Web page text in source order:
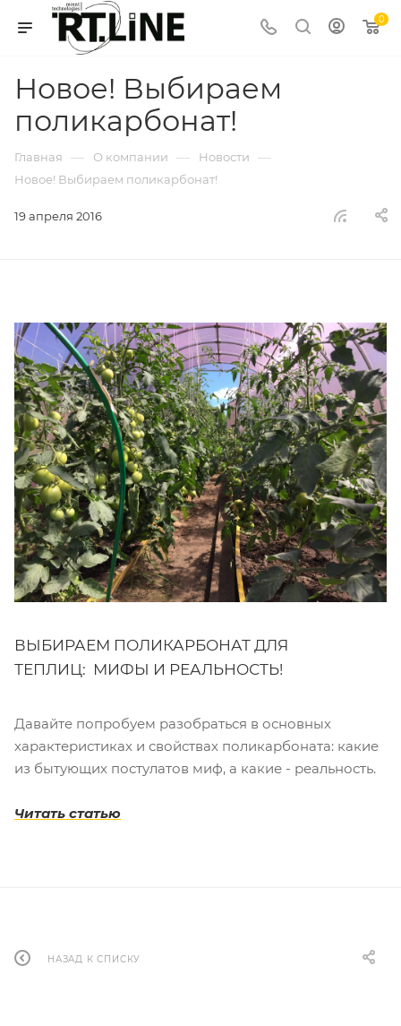
0
Новое! Выбираем
поликарбонат!
Главная — О компании — Новости —
Новое! Выбираем поликарбонат!
19 апреля 2016
ВЫБИРАЕМ ПОЛИКАРБОНАТ ДЛЯ
ТЕПЛИЦ: МИФЫ И РЕАЛЬНОСТЬ!
Давайте попробуем разобраться в основных
характеристиках и свойствах поликарбоната: какие
из бытующих постулатов миф, а какие - реальность.
Читать статью
НАЗАД К СПИСКУ